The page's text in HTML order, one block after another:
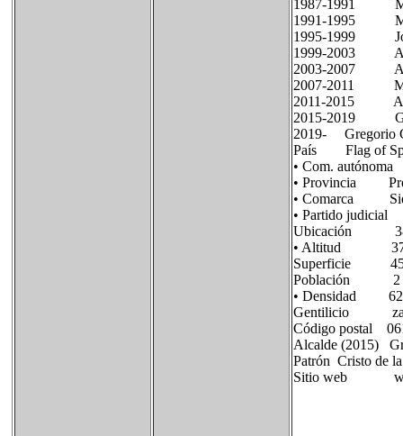
1987-1991
1991-1995
1995-1999
1999-2003
2003-2007
2007-2011
2011-2015
2015-2019
2019- Gregorio
País Flag of
• Com.
• Provincia
• Comarca
• Partido
Ubicación
• Altitud 374
Superficie
Población 2
• Densidad
Gentilicio
Código postal
Alcalde (2015)
Patrón Cristo de
Sitio web